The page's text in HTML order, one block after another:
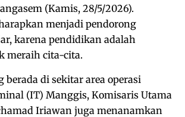
(Kamis, 28/5/2026).
menjadi pendorong
karena pendidikan adalah
meraih cita-cita.
berada di sekitar area operasi
(IT) Manggis, Komisaris Utama
Iriawan juga menanamkan